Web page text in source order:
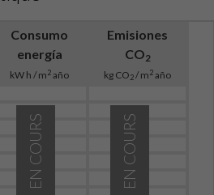
Consumo
energía
kW h / m2año
Emisiones
CO2
kg CO2/ m2año
EN COURS
EN COURS